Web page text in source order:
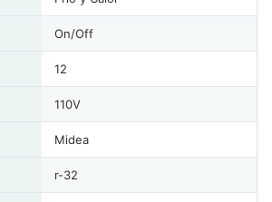
On/Off
12
110V
Midea
r-32